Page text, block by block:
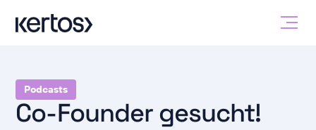
Podcasts
Co-Founder gesucht!